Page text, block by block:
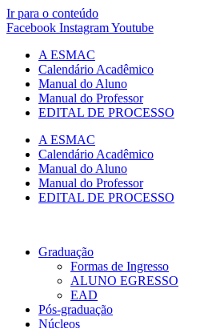
Ir para o conteúdo
Facebook InstagramYoutube
A ESMAC
Calendário Acadêmico
Manual do Aluno
Manual do Professor
EDITAL DE PROCESSO
A ESMAC
Calendário Acadêmico
Manual do Aluno
Manual do Professor
EDITAL DE PROCESSO
Graduação
Formas de Ingresso
ALUNO EGRESSO
EAD
Pós-graduação
Núcleos